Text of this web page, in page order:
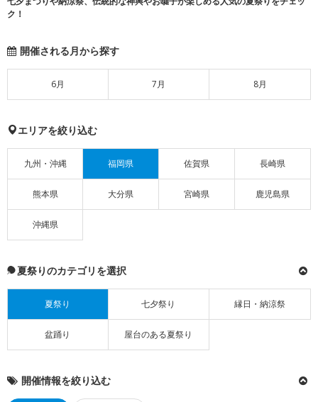
ク！
開催される月から探す
6月 7月 8月
エリアを絞り込む
九州・沖縄 福岡県 佐賀県 長崎県
熊本県 大分県 宮崎県 鹿児島県
沖縄県
夏祭りのカテゴリを選択
夏祭り 七夕祭り 縁日・納涼祭
盆踊り 屋台のある夏祭り
開催情報を絞り込む